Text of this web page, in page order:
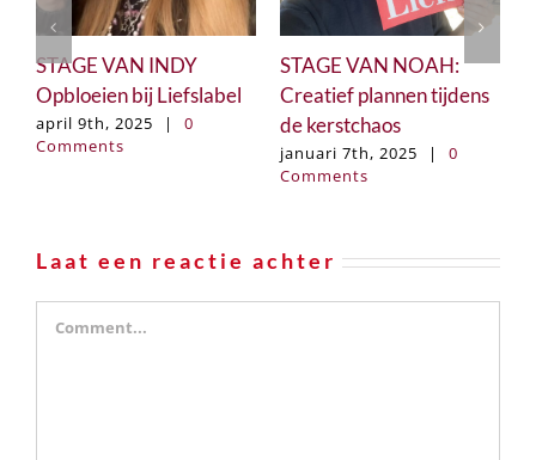
STAGE VAN INDY
Opbloeien bij Liefslabel
april 9th, 2025 |
0
Comments
STAGE VAN NOAH:
Creatief plannen tijdens
de kerstchaos
januari 7th, 2025 |
0
Comments
Laat een reactie achter